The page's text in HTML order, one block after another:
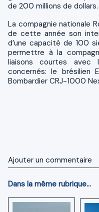
de 200 millions de dollars.
La compagnie nationale Royal Air Maroc a annoncé au cours
de cette année son
d’une capacité de 100
permettre à la
liaisons courtes avec
concernés: le brésilien
Bombardier CRJ-1000
Ajouter un commentaire
Dans la même rubrique...